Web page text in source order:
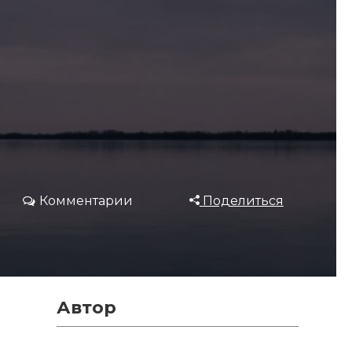
Комментарии Поделиться
Автор